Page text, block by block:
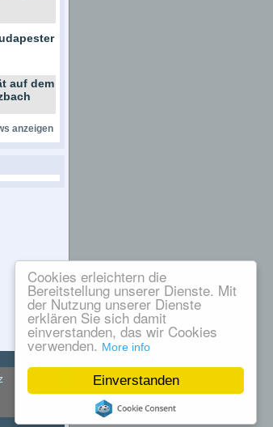
Einverstanden
Cookies erleichtern die
Bereitstellung unserer Dienste. Mit
der Nutzung unserer Dienste
erklären Sie sich damit
einverstanden, das wir Cookies
verwenden. More info
auf dem